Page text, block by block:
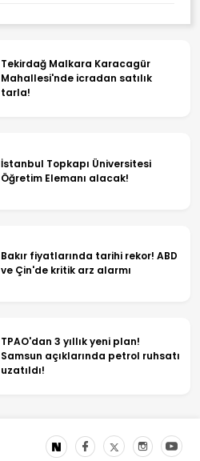
Tekirdağ Malkara Karacagür
Mahallesi'nde icradan satılık
tarla!
İstanbul Topkapı Üniversitesi
Öğretim Elemanı alacak!
Bakır fiyatlarında tarihi rekor! ABD
ve Çin'de kritik arz alarmı
TPAO'dan 3 yıllık yeni plan!
Samsun açıklarında petrol ruhsatı
uzatıldı!